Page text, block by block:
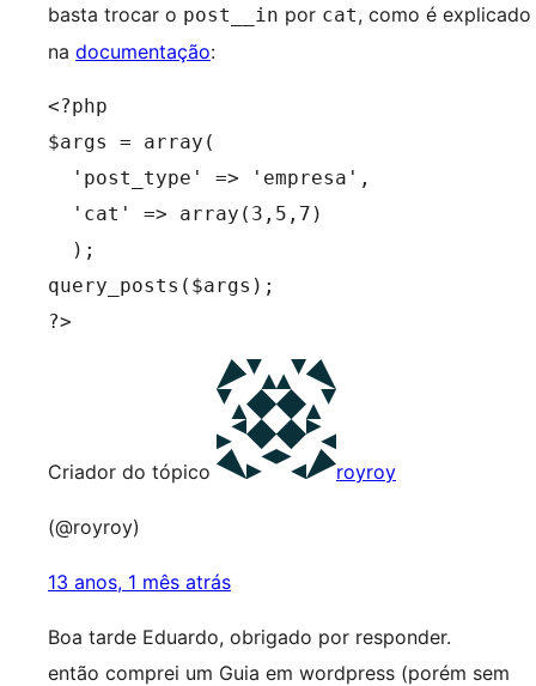
basta trocar o post__in por cat, como é explicado
na documentação:
<?php
$args = array(
  'post_type' => 'empresa',
  'cat' => array(3,5,7)
  );
query_posts($args);
?>
Criador do tópico royroy
(@royroy)
13 anos, 1 mês atrás
Boa tarde Eduardo, obrigado por responder.
então comprei um Guia em wordpress (porém sem